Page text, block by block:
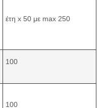
έτη x 50 με max 250
100
100